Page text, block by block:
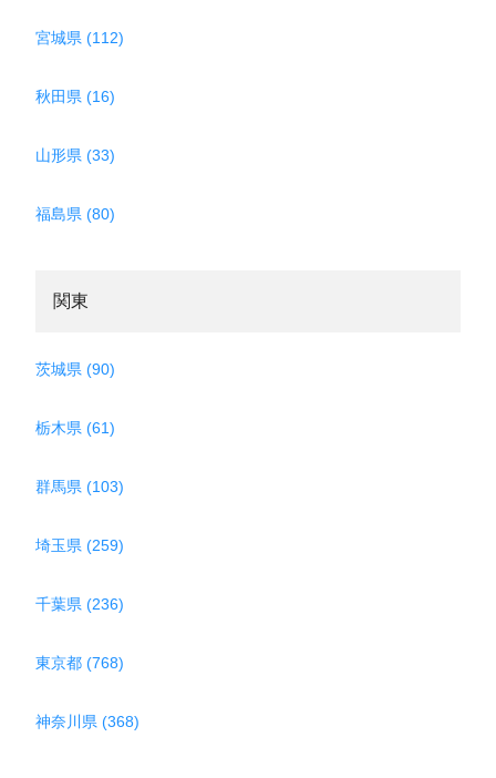
宮城県 (112)
秋田県 (16)
山形県 (33)
福島県 (80)
関東
茨城県 (90)
栃木県 (61)
群馬県 (103)
埼玉県 (259)
千葉県 (236)
東京都 (768)
神奈川県 (368)